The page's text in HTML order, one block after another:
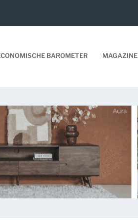
BAROMETER MAGAZINE